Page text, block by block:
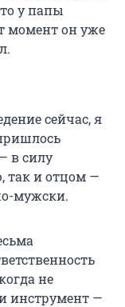
у папы
момент он уже
сейчас, я
в силу
так и отцом —
мужски.
не
инструмент —